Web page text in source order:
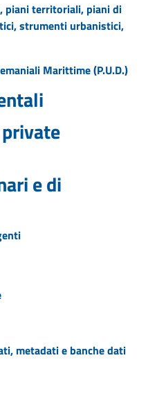
territoriali, piani di
strumenti urbanistici,
Marittime (P.U.D.)
e di
metadati e banche dati